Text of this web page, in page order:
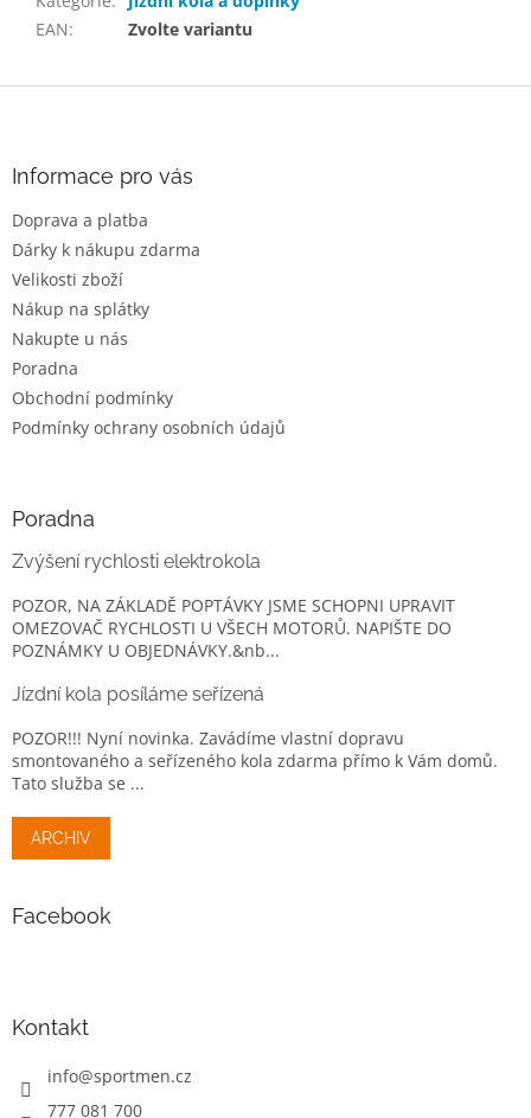
EAN: Zvolte variantu
Informace pro vás
Doprava a platba
Dárky k nákupu zdarma
Velikosti zboží
Nákup na splátky
Nakupte u nás
Poradna
Obchodní podmínky
Podmínky ochrany osobních údajů
Poradna
Zvýšení rychlosti elektrokola
POZOR, NA ZÁKLADĚ POPTÁVKY JSME SCHOPNI UPRAVIT
OMEZOVAČ RYCHLOSTI U VŠECH MOTORŮ. NAPIŠTE DO
POZNÁMKY U OBJEDNÁVKY.&nb...
Jízdní kola posíláme seřízená
POZOR!!! Nyní novinka. Zavádíme vlastní dopravu
smontovaného a seřízeného kola zdarma přímo k Vám domů.
Tato služba se ...
ARCHIV
Facebook
Kontakt
info@sportmen.cz
777 081 700